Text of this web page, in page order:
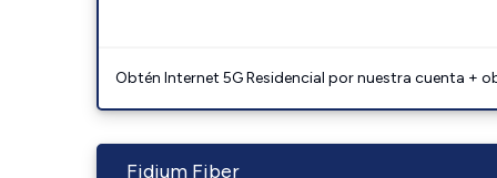
Obtén Internet 5G Residencial por nuestra cuenta +
Fidium Fiber